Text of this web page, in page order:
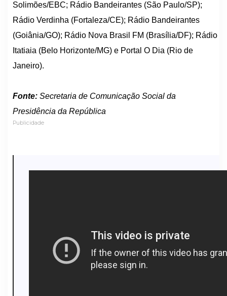
Solimões/EBC; Rádio Bandeirantes (São Paulo/SP);
Rádio Verdinha (Fortaleza/CE); Rádio Bandeirantes
(Goiânia/GO); Rádio Nova Brasil FM (Brasília/DF); Rádio
Itatiaia (Belo Horizonte/MG) e Portal O Dia (Rio de
Janeiro).
Fonte: Secretaria de Comunicação Social da
Presidência da República
Publicidade